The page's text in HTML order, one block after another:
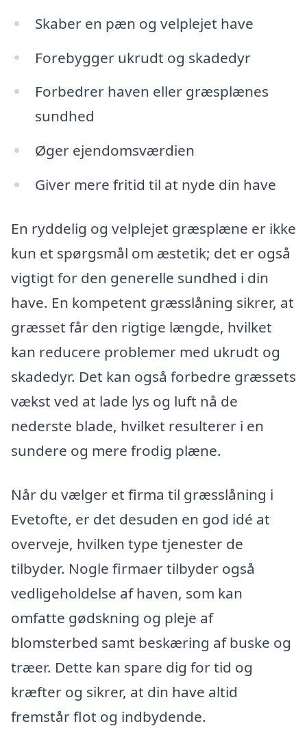
Skaber en pæn og velplejet have
Forebygger ukrudt og skadedyr
Forbedrer haven eller græsplænes
sundhed
Øger ejendomsværdien
Giver mere fritid til at nyde din have
En ryddelig og velplejet græsplæne er ikke
kun et spørgsmål om æstetik; det er også
vigtigt for den generelle sundhed i din
have. En kompetent græsslåning sikrer, at
græsset får den rigtige længde, hvilket
kan reducere problemer med ukrudt og
skadedyr. Det kan også forbedre græssets
vækst ved at lade lys og luft nå de
nederste blade, hvilket resulterer i en
sundere og mere frodig plæne.
Når du vælger et firma til græsslåning i
Evetofte, er det desuden en god idé at
overveje, hvilken type tjenester de
tilbyder. Nogle firmaer tilbyder også
vedligeholdelse af haven, som kan
omfatte gødskning og pleje af
blomsterbed samt beskæring af buske og
træer. Dette kan spare dig for tid og
kræfter og sikrer, at din have altid
fremstår flot og indbydende.